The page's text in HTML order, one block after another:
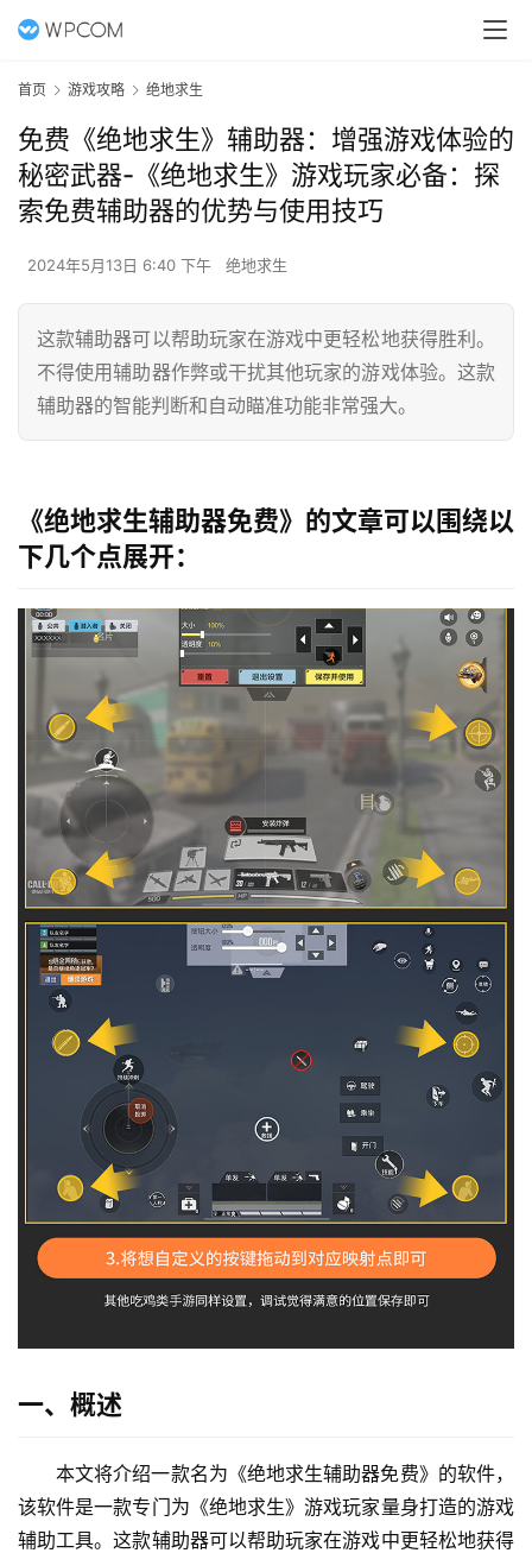
首页 游戏攻略 绝地求生
免费《绝地求生》辅助器：增强游戏体验的
秘密武器-《绝地求生》游戏玩家必备：探
索免费辅助器的优势与使用技巧
2024年5月13日 6:40 下午 绝地求生
这款辅助器可以帮助玩家在游戏中更轻松地获得胜利。
不得使用辅助器作弊或干扰其他玩家的游戏体验。这款
辅助器的智能判断和自动瞄准功能非常强大。
《绝地求生辅助器免费》的文章可以围绕以
下几个点展开：
一、概述
本文将介绍一款名为《绝地求生辅助器免费》的软件，
该软件是一款专门为《绝地求生》游戏玩家量身打造的游戏
辅助工具。这款辅助器可以帮助玩家在游戏中更轻松地获得